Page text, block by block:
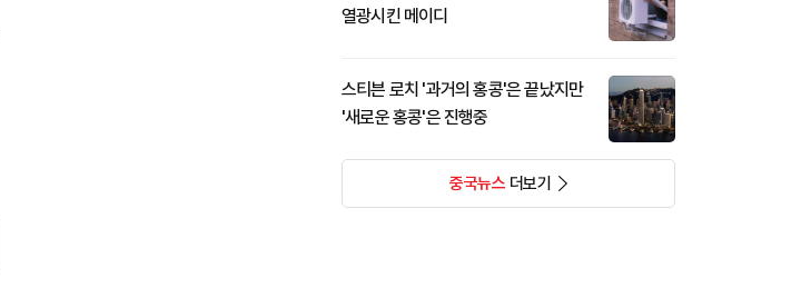
열광시킨 메이디
스티븐 로치 '과거의 홍콩'은 끝났지만
'새로운 홍콩'은 진행중
중국뉴스더보기